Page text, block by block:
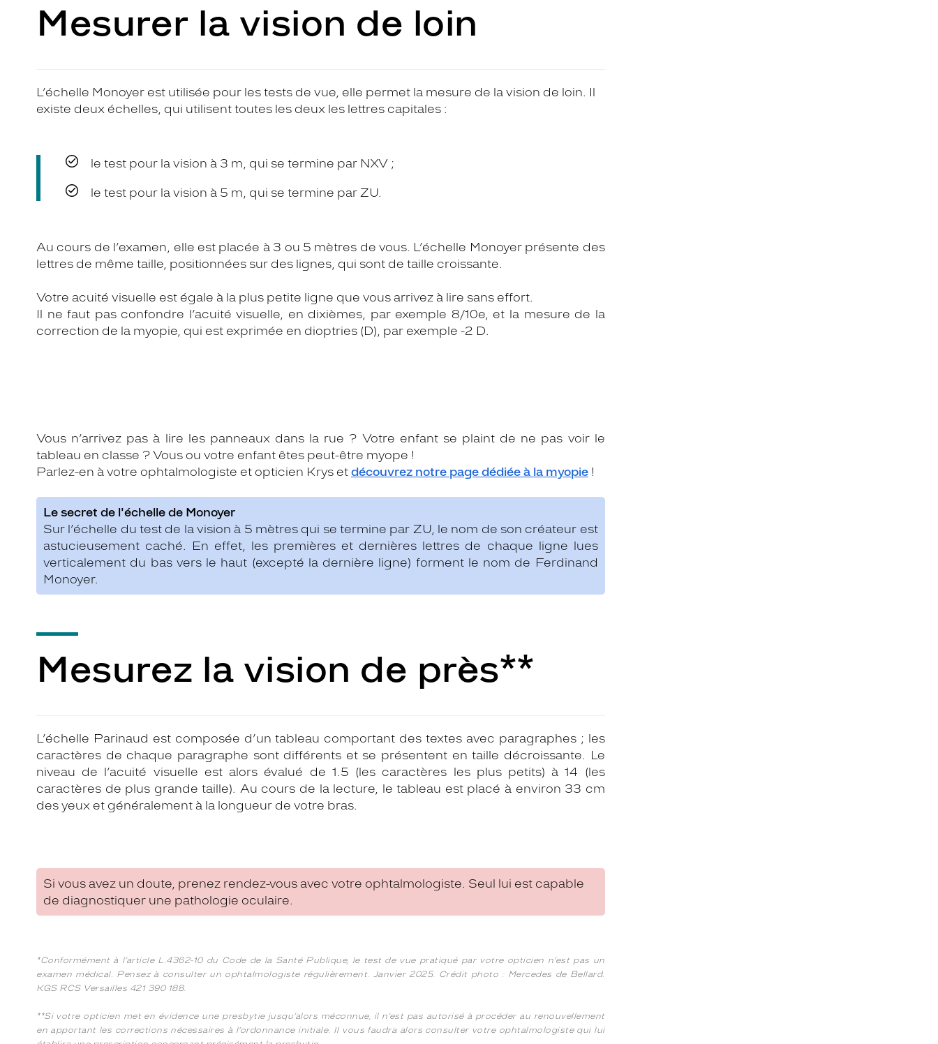
Mesurer la vision de loin
L’échelle Monoyer est utilisée pour les tests de vue, elle permet la mesure de la vision de loin. Il
existe deux échelles, qui utilisent toutes les deux les lettres capitales :
le test pour la vision à 3 m, qui se termine par NXV ;
le test pour la vision à 5 m, qui se termine par ZU.
Au cours de l’examen, elle est placée à 3 ou 5 mètres de vous. L’échelle Monoyer présente des
lettres de même taille, positionnées sur des lignes, qui sont de taille croissante.
Votre acuité visuelle est égale à la plus petite ligne que vous arrivez à lire sans effort.
Il ne faut pas confondre l’acuité visuelle, en dixièmes, par exemple 8/10e, et la mesure de la
correction de la myopie, qui est exprimée en dioptries (D), par exemple -2 D.
Vous n’arrivez pas à lire les panneaux dans la rue ? Votre enfant se plaint de ne pas voir le
tableau en classe ? Vous ou votre enfant êtes peut-être myope !
Parlez-en à votre ophtalmologiste et opticien Krys et découvrez notre page dédiée à la myopie !
Le secret de l'échelle de Monoyer
Sur l’échelle du test de la vision à 5 mètres qui se termine par ZU, le nom de son créateur est
astucieusement caché. En effet, les premières et dernières lettres de chaque ligne lues
verticalement du bas vers le haut (excepté la dernière ligne) forment le nom de Ferdinand
Monoyer.
Mesurez la vision de près**
L’échelle Parinaud est composée d’un tableau comportant des textes avec paragraphes ; les
caractères de chaque paragraphe sont différents et se présentent en taille décroissante. Le
niveau de l’acuité visuelle est alors évalué de 1.5 (les caractères les plus petits) à 14 (les
caractères de plus grande taille). Au cours de la lecture, le tableau est placé à environ 33 cm
des yeux et généralement à la longueur de votre bras.
Si vous avez un doute, prenez rendez-vous avec votre ophtalmologiste. Seul lui est capable
de diagnostiquer une pathologie oculaire.
*Conformément à l’article L.4362-10 du Code de la Santé Publique, le test de vue pratiqué par votre opticien n’est pas un
examen médical. Pensez à consulter un ophtalmologiste régulièrement. Janvier 2025. Crédit photo : Mercedes de Bellard.
KGS RCS Versailles 421 390 188.
**Si votre opticien met en évidence une presbytie jusqu’alors méconnue, il n’est pas autorisé à procéder au renouvellement
en apportant les corrections nécessaires à l’ordonnance initiale. Il vous faudra alors consulter votre ophtalmologiste qui lui